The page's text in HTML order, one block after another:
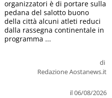
di
Redazione Aostanews.it
il 06/08/2026
organizzatori è di portare sulla
pedana del salotto buono
della città alcuni atleti reduci
dalla rassegna continentale in
programma ...